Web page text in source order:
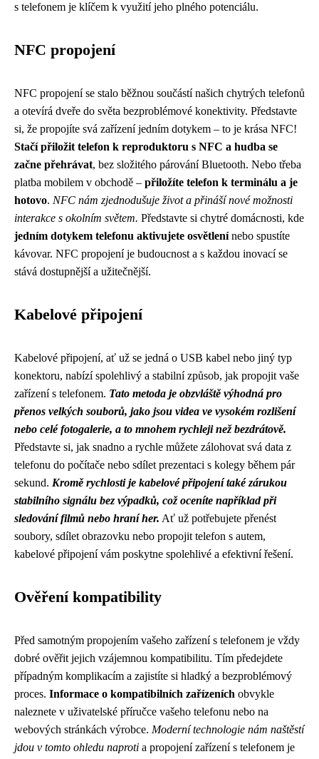
s telefonem je klíčem k využití jeho plného potenciálu.
NFC propojení
NFC propojení se stalo běžnou součástí našich chytrých telefonů
a otevírá dveře do světa bezproblémové konektivity. Představte
si, že propojíte svá zařízení jedním dotykem – to je krása NFC!
Stačí přiložit telefon k reproduktoru s NFC a hudba se
začne přehrávat, bez složitého párování Bluetooth. Nebo třeba
platba mobilem v obchodě – přiložíte telefon k terminálu a je
hotovo. NFC nám zjednodušuje život a přináší nové možnosti
interakce s okolním světem. Představte si chytré domácnosti, kde
jedním dotykem telefonu aktivujete osvětlenínebo spustíte
kávovar. NFC propojení je budoucnost a s každou inovací se
stává dostupnější a užitečnější.
Kabelové připojení
Kabelové připojení, ať už se jedná o USB kabel nebo jiný typ
konektoru, nabízí spolehlivý a stabilní způsob, jak propojit vaše
zařízení s telefonem. Tato metoda je obzvláště výhodná pro
přenos velkých souborů, jako jsou videa ve vysokém rozlišení
nebo celé fotogalerie, a to mnohem rychleji než bezdrátově.
Představte si, jak snadno a rychle můžete zálohovat svá data z
telefonu do počítače nebo sdílet prezentaci s kolegy během pár
sekund. Kromě rychlosti je kabelové připojení také zárukou
stabilního signálu bez výpadků, což oceníte například při
sledování filmů nebo hraní her. Ať už potřebujete přenést
soubory, sdílet obrazovku nebo propojit telefon s autem,
kabelové připojení vám poskytne spolehlivé a efektivní řešení.
Ověření kompatibility
Před samotným propojením vašeho zařízení s telefonem je vždy
dobré ověřit jejich vzájemnou kompatibilitu. Tím předejdete
případným komplikacím a zajistíte si hladký a bezproblémový
proces. Informace o kompatibilních zařízeních obvykle
naleznete v uživatelské příručce vašeho telefonu nebo na
webových stránkách výrobce. Moderní technologie nám naštěstí
jdou v tomto ohledu naproti a propojení zařízení s telefonem je